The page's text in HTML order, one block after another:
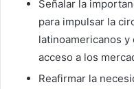
Señalar la
para impulsar la
latinoamericanos
acceso a los
Reafirmar la